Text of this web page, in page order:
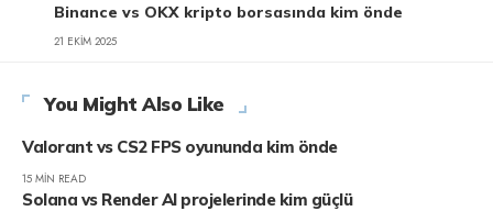
Binance vs OKX kripto borsasında kim önde
21 EKIM 2025
You Might Also Like
Valorant vs CS2 FPS oyununda kim önde
15 MIN READ
Solana vs Render AI projelerinde kim güçlü